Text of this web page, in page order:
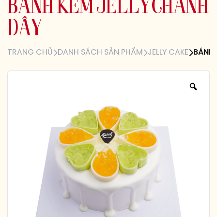
BÁ N H K E M J E L L Y C H A N H
DÂ Y
TRANG CHỦ DANH SÁCH SẢN PHẨM JELLY CAKE BÁNH